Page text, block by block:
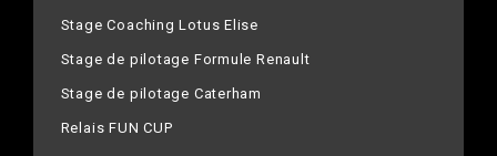
Stage Coaching Lotus Elise
Stage de pilotage Formule Renault
Stage de pilotage Caterham
Relais FUN CUP